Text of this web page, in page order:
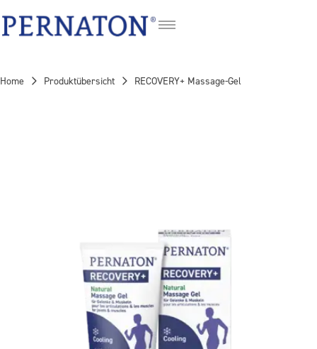
IT
Home Produktübersicht RECOVERY+ Massage-Gel